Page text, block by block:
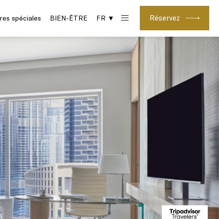
Réservez
spéciales BIEN-ÊTRE FR ▼